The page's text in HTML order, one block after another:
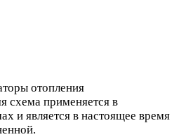
отопления
схема применяется в
и является в настоящее время